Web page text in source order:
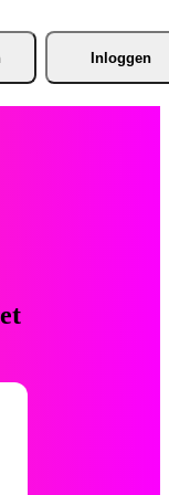
Inloggen